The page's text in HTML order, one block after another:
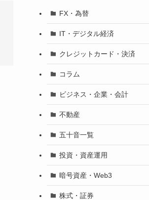
FX・為替
IT・デジタル経済
クレジットカード・決済
コラム
ビジネス・企業・会計
不動産
五十音一覧
投資・資産運用
暗号資産・Web3
株式・証券